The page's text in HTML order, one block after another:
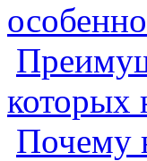
которых
Почему